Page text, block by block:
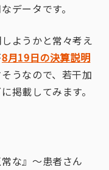
データです。
ようかと常々考え
8月19日の決算説明
うなので、若干加
掲載してみます。
な』～患者さん